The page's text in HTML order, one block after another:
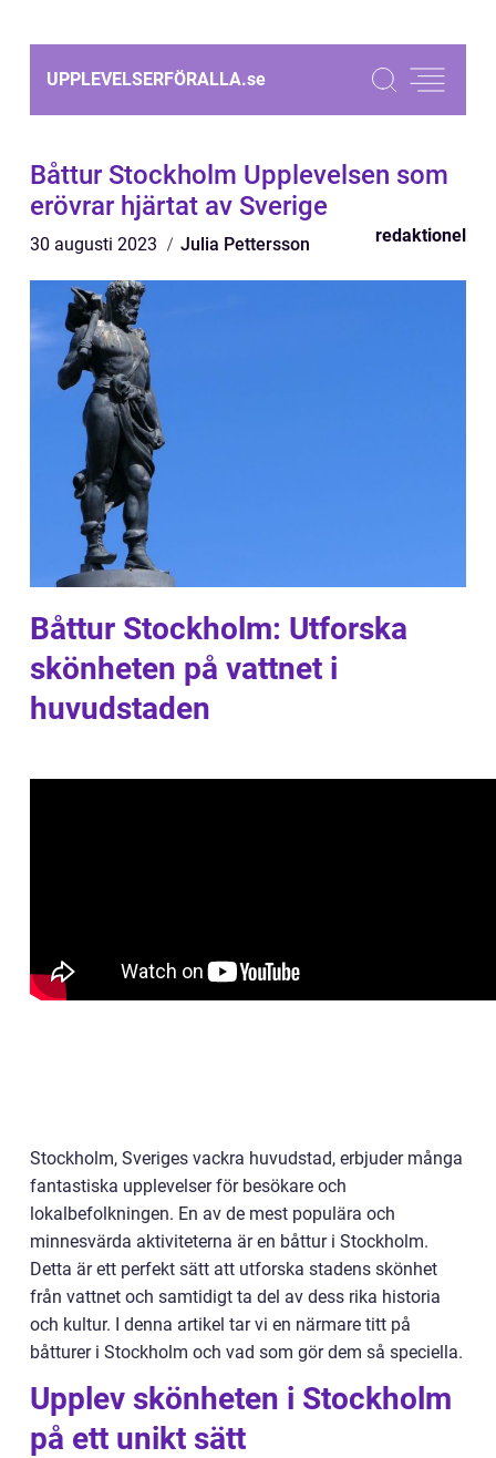
UPPLEVELSERFÖRALLA.se
Båttur Stockholm Upplevelsen som
erövrar hjärtat av Sverige
30 augusti 2023 Julia Pettersson redaktionel
Båttur Stockholm: Utforska
skönheten på vattnet i
huvudstaden
Stockholm, Sveriges vackra huvudstad, erbjuder många
fantastiska upplevelser för besökare och
lokalbefolkningen. En av de mest populära och
minnesvärda aktiviteterna är en båttur i Stockholm.
Detta är ett perfekt sätt att utforska stadens skönhet
från vattnet och samtidigt ta del av dess rika historia
och kultur. I denna artikel tar vi en närmare titt på
båtturer i Stockholm och vad som gör dem så speciella.
Upplev skönheten i Stockholm
på ett unikt sätt